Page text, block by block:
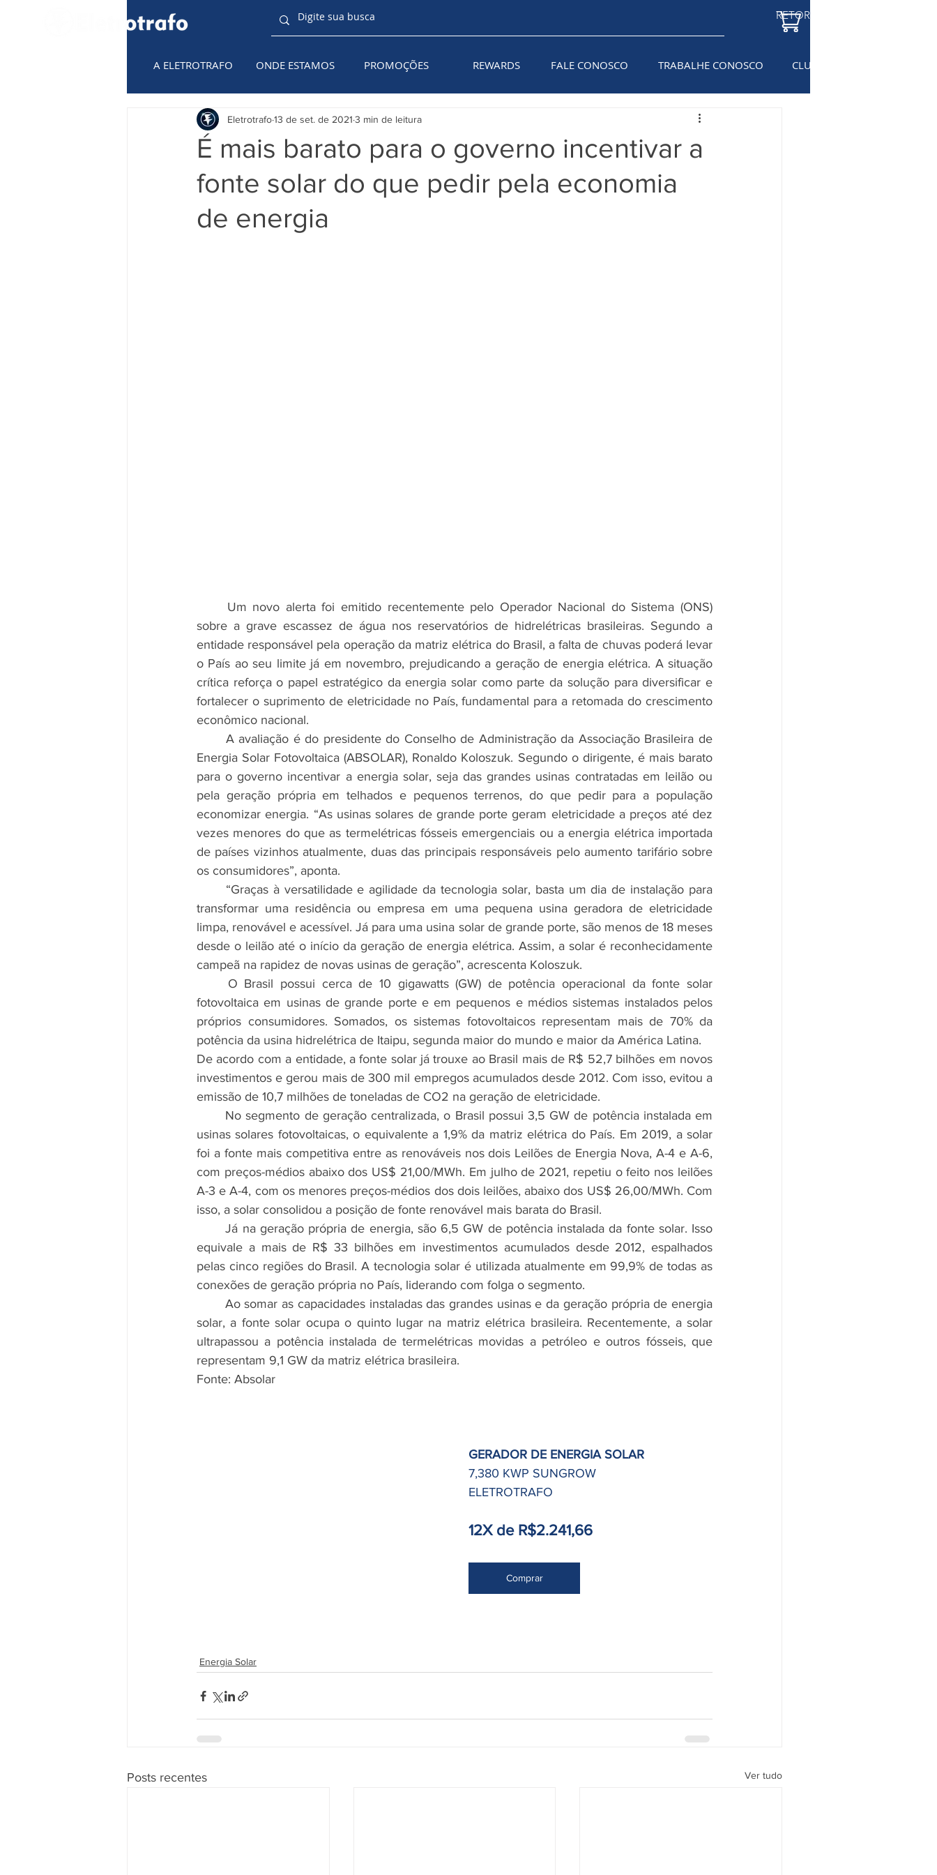
RETORNAR À LOJA
A ELETROTRAFO ONDE ESTAMOS PROMOÇÕES FALE CONOSCO
REWARDS TRABALHE CONOSCO CLUBE DO ELETRICISTA
É mais barato para o governo incentivar a
fonte solar do que pedir pela economia
de energia
Eletrotrafo13 de set. de 2021 3 min de leitura
sobre a grave escassez de água nos reservatórios de hidrelétricas brasileiras. Segundo a
entidade responsável pela operação da matriz elétrica do Brasil, a falta de chuvas poderá levar
o País ao seu limite já em novembro, prejudicando a geração de energia elétrica. A situação
crítica reforça o papel estratégico da energia solar como parte da solução para diversificar e
fortalecer o suprimento de eletricidade no País, fundamental para a retomada do crescimento
econômico nacional.
Energia Solar Fotovoltaica (ABSOLAR), Ronaldo Koloszuk. Segundo o dirigente, é mais barato
para o governo incentivar a energia solar, seja das grandes usinas contratadas em leilão ou
pela geração própria em telhados e pequenos terrenos, do que pedir para a população
economizar energia. “As usinas solares de grande porte geram eletricidade a preços até dez
vezes menores do que as termelétricas fósseis emergenciais ou a energia elétrica importada
de países vizinhos atualmente, duas das principais responsáveis pelo aumento tarifário sobre
os consumidores”, aponta.
transformar uma residência ou empresa em uma pequena usina geradora de eletricidade
limpa, renovável e acessível. Já para uma usina solar de grande porte, são menos de 18 meses
desde o leilão até o início da geração de energia elétrica. Assim, a solar é reconhecidamente
campeã na rapidez de novas usinas de geração”, acrescenta Koloszuk.
fotovoltaica em usinas de grande porte e em pequenos e médios sistemas instalados pelos
próprios consumidores. Somados, os sistemas fotovoltaicos representam mais de 70% da
potência da usina hidrelétrica de Itaipu, segunda maior do mundo e maior da América Latina.
De acordo com a entidade, a fonte solar já trouxe ao Brasil mais de R$ 52,7 bilhões em novos
investimentos e gerou mais de 300 mil empregos acumulados desde 2012. Com isso, evitou a
emissão de 10,7 milhões de toneladas de CO2 na geração de eletricidade.
usinas solares fotovoltaicas, o equivalente a 1,9% da matriz elétrica do País. Em 2019, a solar
foi a fonte mais competitiva entre as renováveis nos dois Leilões de Energia Nova, A-4 e A-6,
com preços-médios abaixo dos US$ 21,00/MWh. Em julho de 2021, repetiu o feito nos leilões
A-3 e A-4, com os menores preços-médios dos dois leilões, abaixo dos US$ 26,00/MWh. Com
isso, a solar consolidou a posição de fonte renovável mais barata do Brasil.
	Já na geração própria de energia, são 6,5 GW de potência instalada da fonte solar. Isso
equivale a mais de R$ 33 bilhões em investimentos acumulados desde 2012, espalhados
pelas cinco regiões do Brasil. A tecnologia solar é utilizada atualmente em 99,9% de todas as
conexões de geração própria no País, liderando com folga o segmento.
solar, a fonte solar ocupa o quinto lugar na matriz elétrica brasileira. Recentemente, a solar
ultrapassou a potência instalada de termelétricas movidas a petróleo e outros fósseis, que
representam 9,1 GW da matriz elétrica brasileira.
Fonte: Absolar
GERADOR DE ENERGIA SOLAR
7,380 KWP SUNGROW
ELETROTRAFO
12X de R$2.241,66
Comprar
Energia Solar
Posts recentes Ver tudo